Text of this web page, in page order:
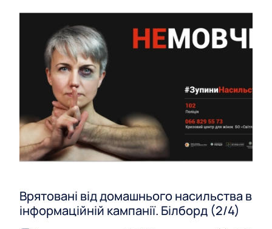
Врятовані від домашнього насильства в
інформаційній кампанії. Білборд (2/4)